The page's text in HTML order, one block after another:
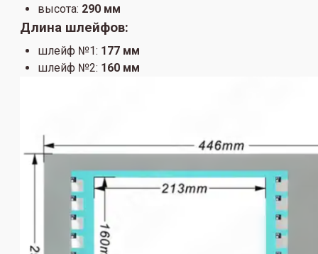
высота: 290 мм
Длина шлейфов:
шлейф №1: 177 мм
шлейф №2: 160 мм